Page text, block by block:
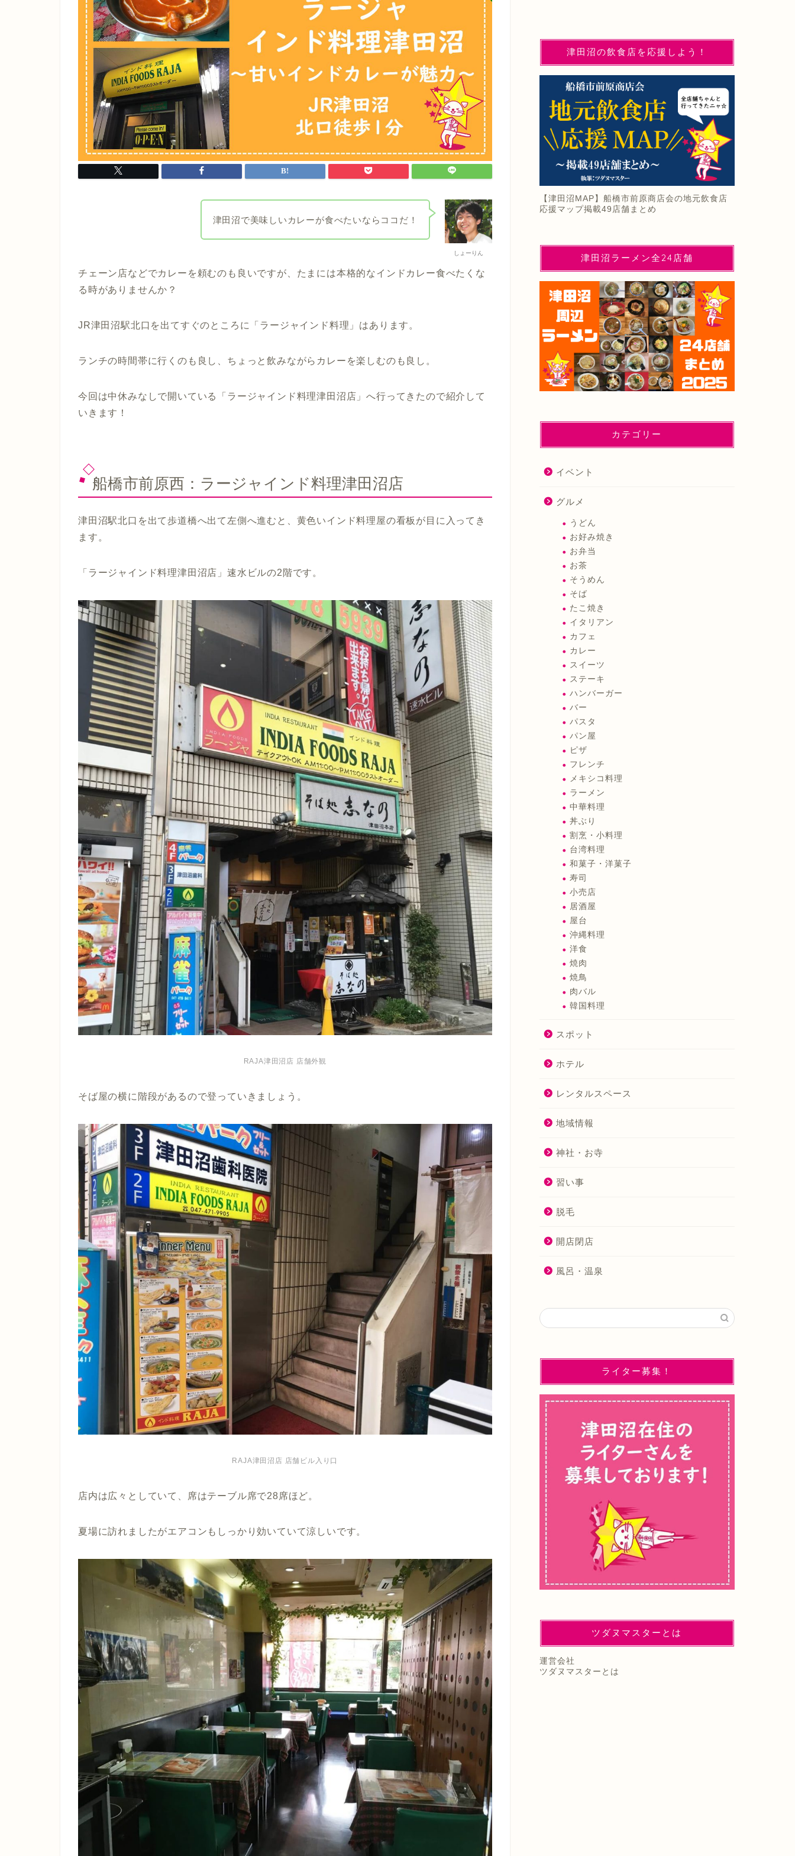
しょーりん
津田沼で美味しいカレーが食べたいならココだ！
チェーン店などでカレーを頼むのも良いですが、たまには本格的なインドカレー食べたくな
る時がありませんか？
JR津田沼駅北口を出てすぐのところに「ラージャインド料理」はあります。
ランチの時間帯に行くのも良し、ちょっと飲みながらカレーを楽しむのも良し。
今回は中休みなしで開いている「ラージャインド料理津田沼店」へ行ってきたので紹介して
いきます！
船橋市前原西：ラージャインド料理津田沼店
津田沼駅北口を出て歩道橋へ出て左側へ進むと、黄色いインド料理屋の看板が目に入ってき
ます。
「ラージャインド料理津田沼店」速水ビルの2階です。
RAJA津田沼店 店舗外観
そば屋の横に階段があるので登っていきましょう。
RAJA津田沼店 店舗ビル入り口
店内は広々としていて、席はテーブル席で28席ほど。
夏場に訪れましたがエアコンもしっかり効いていて涼しいです。
津田沼の飲食店を応援しよう！
【津田沼MAP】船橋市前原商店会の地元飲食店
応援マップ掲載49店舗まとめ
津田沼ラーメン全24店舗
カテゴリー
イベント
グルメ
うどん
お好み焼き
お弁当
お茶
そうめん
そば
たこ焼き
イタリアン
カフェ
カレー
スイーツ
ステーキ
ハンバーガー
バー
パスタ
パン屋
ピザ
フレンチ
メキシコ料理
ラーメン
中華料理
丼ぶり
割烹・小料理
台湾料理
和菓子・洋菓子
寿司
小売店
居酒屋
屋台
沖縄料理
洋食
焼肉
焼鳥
肉バル
韓国料理
スポット
ホテル
レンタルスペース
地域情報
神社・お寺
習い事
脱毛
開店閉店
風呂・温泉
ライター募集！
ツダヌマスターとは
運営会社
ツダヌマスターとは